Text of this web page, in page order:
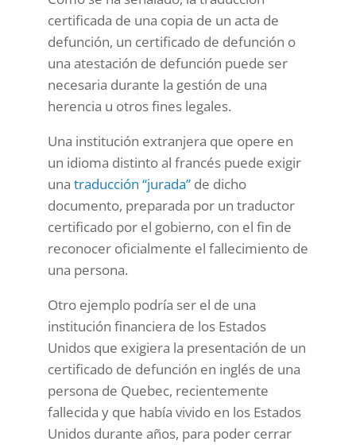
certificada de una copia de un acta de
defunción, un certificado de defunción o
una atestación de defunción puede ser
necesaria durante la gestión de una
herencia u otros fines legales.
Una institución extranjera que opere en
un idioma distinto al francés puede exigir
una traducción “jurada”de dicho
documento, preparada por un traductor
certificado por el gobierno, con el fin de
reconocer oficialmente el fallecimiento de
una persona.
Otro ejemplo podría ser el de una
institución financiera de los Estados
Unidos que exigiera la presentación de un
certificado de defunción en inglés de una
persona de Quebec, recientemente
fallecida y que había vivido en los Estados
Unidos durante años, para poder cerrar